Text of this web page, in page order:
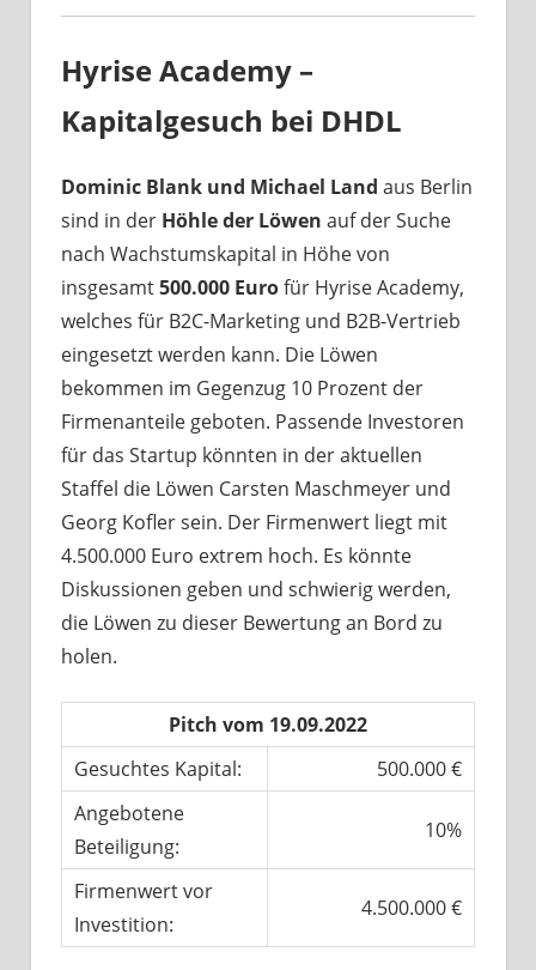
Hyrise Academy –
Kapitalgesuch bei DHDL
Dominic Blank und Michael Land aus Berlin
sind in der Höhle der Löwen auf der Suche
nach Wachstumskapital in Höhe von
insgesamt500.000 Eurofür Hyrise Academy,
welches für B2C-Marketing und B2B-Vertrieb
eingesetzt werden kann. Die Löwen
bekommen im Gegenzug 10 Prozent der
Firmenanteile geboten. Passende Investoren
für das Startup könnten in der aktuellen
Staffel die Löwen Carsten Maschmeyer und
Georg Kofler sein. Der Firmenwert liegt mit
4.500.000 Euro extrem hoch. Es könnte
Diskussionen geben und schwierig werden,
die Löwen zu dieser Bewertung an Bord zu
holen.
Pitch vom 19.09.2022
Gesuchtes Kapital:
500.000 €
Angebotene
Beteiligung:
10%
Firmenwert vor
Investition:
4.500.000 €